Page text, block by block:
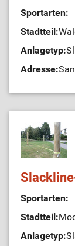
Sportarten:
Stadtteil:
Anlagetyp:
Adresse:
Sportarten:
Stadtteil:
Anlagetyp: